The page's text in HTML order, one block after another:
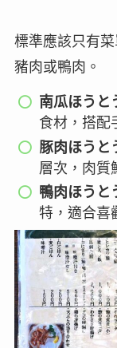
標準應該只有
豬肉或鴨肉。
南瓜ほうと
食材，搭配
豚肉ほうと
層次，肉質
鴨肉ほうと
特，適合喜